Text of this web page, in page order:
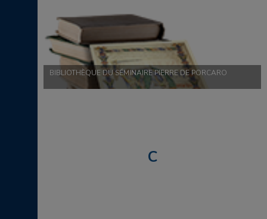
BIBLIOTHÈQUE DU SÉMINAIRE PIERRE DE PORCARO
C